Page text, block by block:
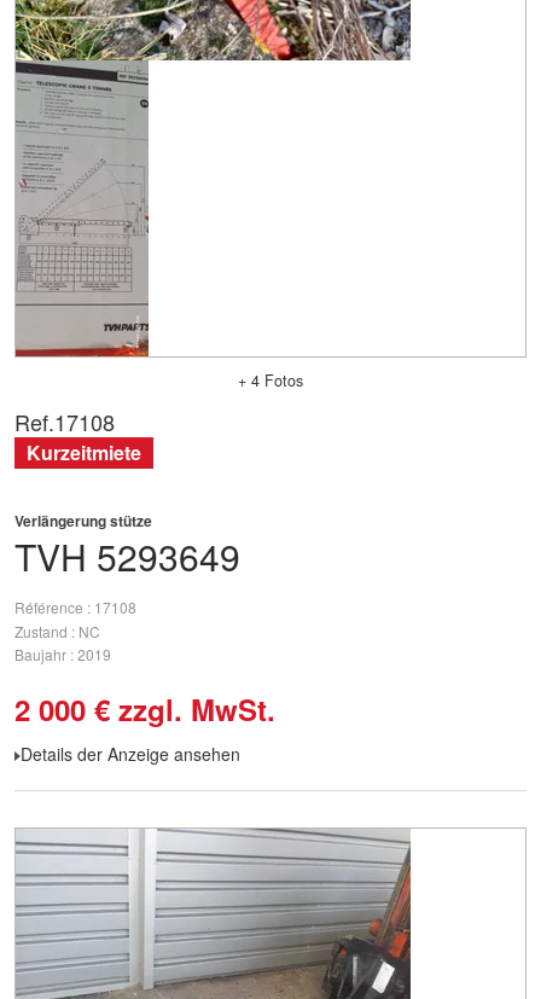
+ 4 Fotos
TVH 5293649
Verlängerung stütze
Référence
17108
Zustand
NC
Baujahr 2019
2 000 € zzgl. MwSt.
Details der Anzeige ansehen
Ref.17108
Kurzeitmiete